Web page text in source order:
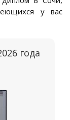
у вас
года